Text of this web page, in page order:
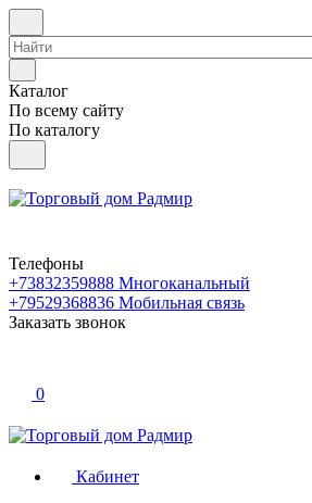
Каталог
По всему сайту
По каталогу
Телефоны
+73832359888 Многоканальный
+79529368836 Мобильная связь
Заказать звонок
0
Кабинет